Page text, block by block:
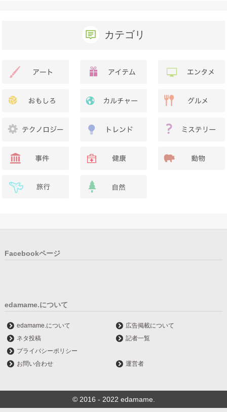
カテゴリ
Facebookページ
edamame.について
edamame.について
広告掲載について
ネタ投稿
記者一覧
プライバシーポリシー
お問い合わせ
運営者
© 2016 - 2022 edamame.